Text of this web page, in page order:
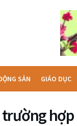
SẢN GIÁO DỤC